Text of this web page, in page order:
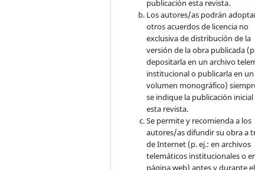
publicación esta revista.
Los autores/as podrán
otros acuerdos de licencia no
exclusiva de distribución de la
versión de la obra publicada
depositarla en un archivo
institucional o publicarla en un
volumen monográfico)
se indique la publicación inicial
esta revista.
Se permite y recomienda a los
autores/as difundir su obra a
de Internet (p. ej.: en archivos
telemáticos institucionales o
página web) antes y durante el